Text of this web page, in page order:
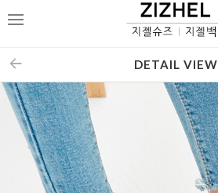
메
DETAIL VIEW